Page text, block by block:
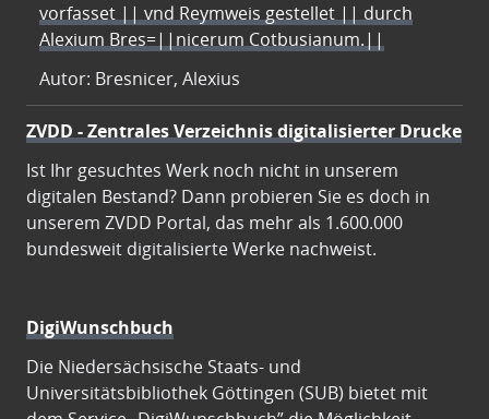
vorfasset || vnd Reymweis gestellet || durch
Alexium Bres=||nicerum Cotbusianum.||
Autor: Bresnicer, Alexius
ZVDD - Zentrales Verzeichnis digitalisierter Drucke
Ist Ihr gesuchtes Werk noch nicht in unserem
digitalen Bestand? Dann probieren Sie es doch in
unserem ZVDD Portal, das mehr als 1.600.000
bundesweit digitalisierte Werke nachweist.
DigiWunschbuch
Die Niedersächsische Staats- und
Universitätsbibliothek Göttingen (SUB) bietet mit